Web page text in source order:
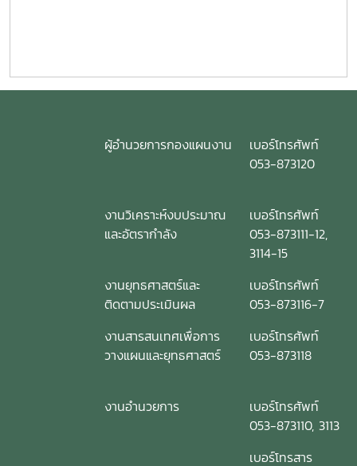
ผู้อำนวยการกองแผนงาน
เบอร์โทรศัพท์
053-873120
งานวิเคราะห์งบประมาณ
และอัตรากำลัง
เบอร์โทรศัพท์
053-873111-12,
3114-15
งานยุทธศาสตร์และ
ติดตามประเมินผล
เบอร์โทรศัพท์
053-873116-7
งานสารสนเทศเพื่อการ
วางแผนและยุทธศาสตร์
เบอร์โทรศัพท์
053-873118
งานอำนวยการ
เบอร์โทรศัพท์
053-873110, 3113
เบอร์โทรสาร